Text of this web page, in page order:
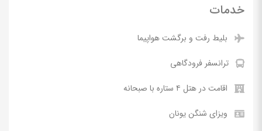
خدمات
بلیط رفت و برگشت هواپیما
ترانسفر فرودگاهی
اقامت در هتل ۴ ستاره با صبحانه
ویزای شنگن یونان